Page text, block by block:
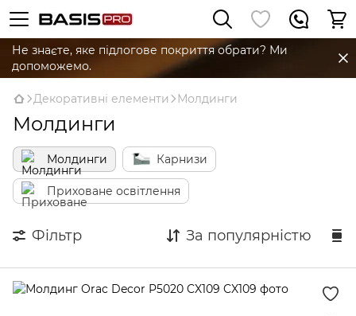
Не знаєте, яке підлогове покриття обрати? Ми
допоможемо.
Декоративні елементи Молдинги
Молдинги
Молдинги Карнизи
Приховане освітлення
Фільтр За популярністю